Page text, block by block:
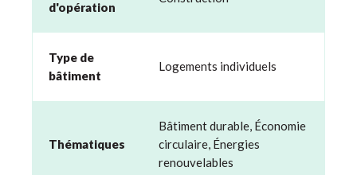
d'opération
Type de
bâtiment
Logements individuels
Thématiques
Bâtiment durable, Économie
circulaire, Énergies
renouvelables